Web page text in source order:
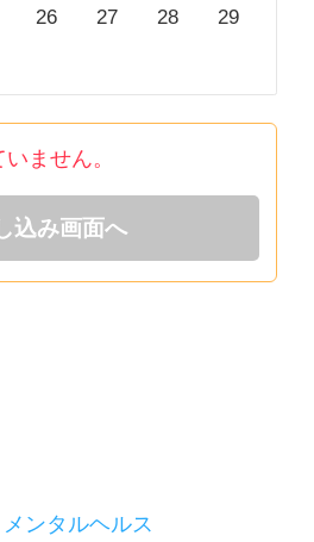
26 27 28 29
ません。
込み画面へ
メンタルヘルス